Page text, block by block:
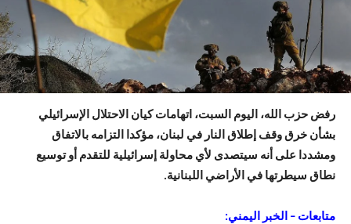
رفض حزب الله، اليوم السبت، اتهامات كيان الاحتلال الإسرائيلي
بشأن خرق وقف إطلاق النار في لبنان، مؤكدا التزامه بالاتفاق
ومشددا على أنه سيتصدى لأي محاولة إسرائيلية للتقدم أو توسيع
نطاق سيطرتها في الأراضي اللبنانية.
متابعات – الخبر اليمني: